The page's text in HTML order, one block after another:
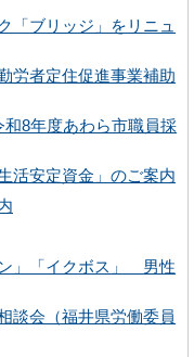
「ブリッジ」をリニュ
労者定住促進事業補助
8年度あわら市職員採
活安定資金」のご案内
ン」「イクボス」 男性
談会（福井県労働委員